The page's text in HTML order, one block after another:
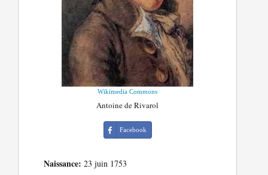
Wikimedia Commons
Antoine de Rivarol
Facebook
Naissance: 23 juin 1753